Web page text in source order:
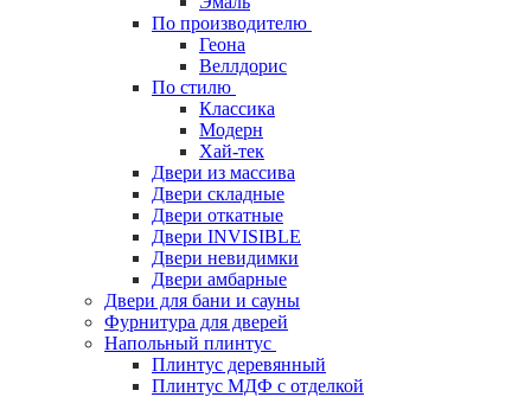
По производителю
Геона
Веллдорис
По стилю
Классика
Модерн
Хай-тек
Двери из массива
Двери складные
Двери откатные
Двери INVISIBLE
Двери невидимки
Двери амбарные
Двери для бани и сауны
Фурнитура для дверей
Напольный плинтус
Плинтус деревянный
Плинтус МДФ с отделкой